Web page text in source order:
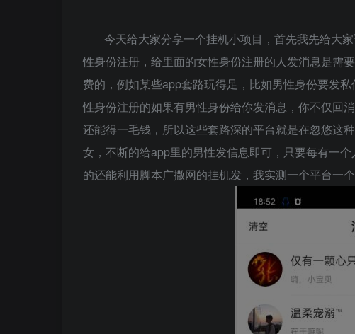
今天给大家分享一个挂机小项目，首先我先给大
性身份注册，给里面的女性身份注册的人发消息是需
费的，例如某些app套路玩得足，比如男性身份要发
性身份注册的如果有男性身份给你发消息，你不仅回
还能得一毛钱，所以这些套路深的平台就是在忽悠这
女，不断的给app里的男性发信息即可，只要每有一
的还能利用脚本广撒网的挂机发，我实测一个平台一